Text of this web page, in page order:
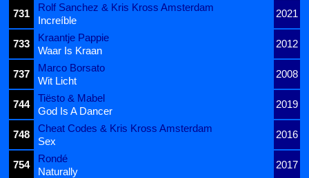
731
Rolf Sanchez & Kris Kross Amsterdam
2021
Increíble
733
Kraantje Pappie
2012
Waar Is Kraan
737
Marco Borsato
2008
Wit Licht
744
Tiësto & Mabel
2019
God Is A Dancer
748
Cheat Codes & Kris Kross Amsterdam
2016
Sex
754
Rondé
2017
Naturally